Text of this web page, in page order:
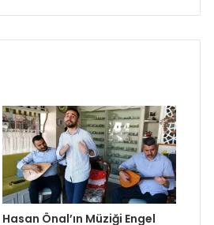
Hasan Önal’ın Müziği Engel